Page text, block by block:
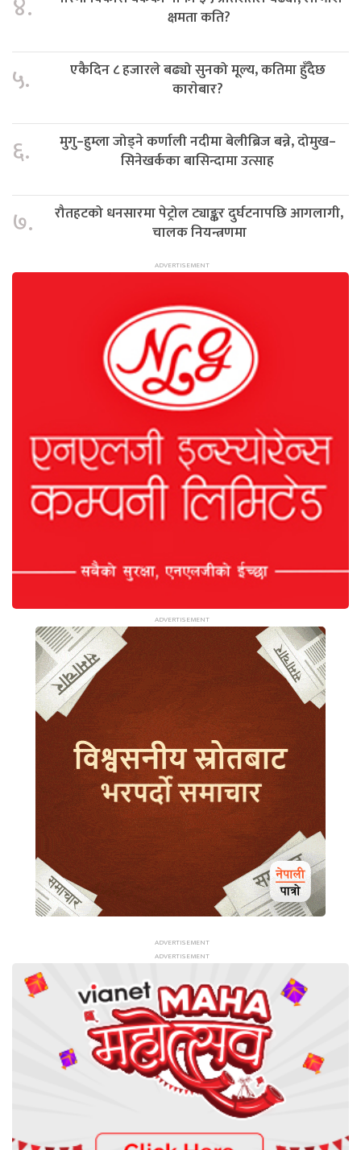
४.
क्षमता कति?
५.
एकैदिन ८ हजारले बढ्यो सुनको मूल्य, कतिमा हुँदैछ
काराेबार?
६.
मुगु–हुम्ला जोड्ने कर्णाली नदीमा बेलीब्रिज बन्ने, दोमुख–
सिनेखर्कका बासिन्दामा उत्साह
७.
रौतहटको धनसारमा पेट्रोल ट्याङ्कर दुर्घटनापछि आगलागी,
चालक नियन्त्रणमा